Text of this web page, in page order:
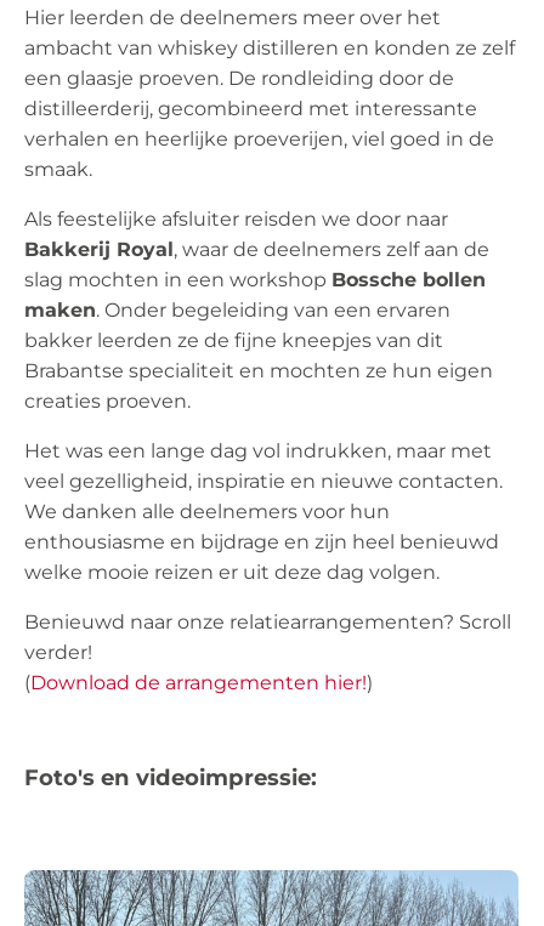
Hier leerden de deelnemers meer over het
ambacht van whiskey distilleren en konden ze zelf
een glaasje proeven. De rondleiding door de
distilleerderij, gecombineerd met interessante
verhalen en heerlijke proeverijen, viel goed in de
smaak.
Als feestelijke afsluiter reisden we door naar
Bakkerij Royal, waar de deelnemers zelf aan de
slag mochten in een workshop Bossche bollen
maken. Onder begeleiding van een ervaren
bakker leerden ze de fijne kneepjes van dit
Brabantse specialiteit en mochten ze hun eigen
creaties proeven.
Het was een lange dag vol indrukken, maar met
veel gezelligheid, inspiratie en nieuwe contacten.
We danken alle deelnemers voor hun
enthousiasme en bijdrage en zijn heel benieuwd
welke mooie reizen er uit deze dag volgen.
Benieuwd naar onze relatiearrangementen? Scroll
verder!
(Download de arrangementen hier!)
Foto's en videoimpressie: